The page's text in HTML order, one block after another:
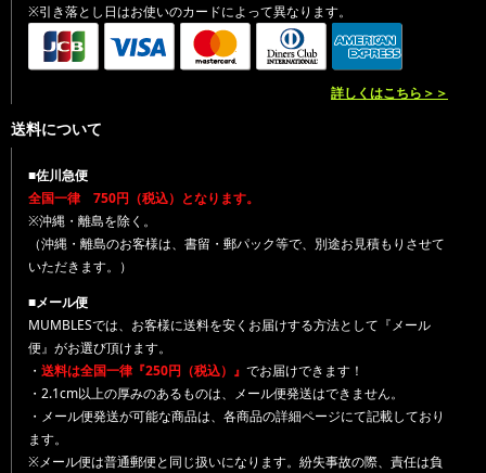
※引き落とし日はお使いのカードによって異なります。
詳しくはこちら＞＞
送料について
■佐川急便
全国一律 750円（税込）となります。
※沖縄・離島を除く。
（沖縄・離島のお客様は、書留・郵パック等で、別途お見積もりさせて
いただきます。）
■メール便
MUMBLESでは、お客様に送料を安くお届けする方法として『メール
便』がお選び頂けます。
・ 送料は全国一律『250円（税込）』 でお届けできます！
・2.1cm以上の厚みのあるものは、メール便発送はできません。
・メール便発送が可能な商品は、各商品の詳細ページにて記載しており
ます。
※メール便は普通郵便と同じ扱いになります。紛失事故の際、責任は負